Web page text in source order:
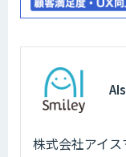
株式会社アイ